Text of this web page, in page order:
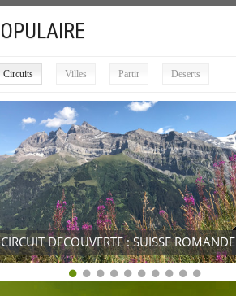
Circuits Villes Partir Deserts
CIRCUIT DECOUVERTE : SUISSE ROMANDE